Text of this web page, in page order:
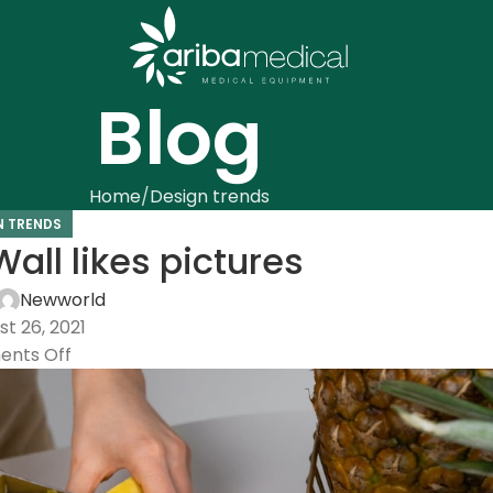
Blog
Home Design trends
TRENDS
likes pictures
Newworld
26, 2021
Off